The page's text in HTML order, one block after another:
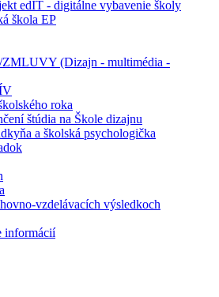
edIT - digitálne vybavenie školy
škola EP
(Dizajn - multimédia -
roka
štúdia na Škole dizajnu
a školská psychologička
vzdelávacích výsledkoch
informácií